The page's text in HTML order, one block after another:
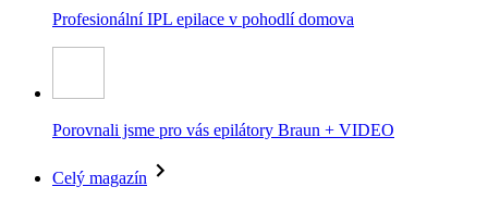
Profesionální IPL epilace v pohodlí domova
Porovnali jsme pro vás epilátory Braun + VIDEO
Celý magazín